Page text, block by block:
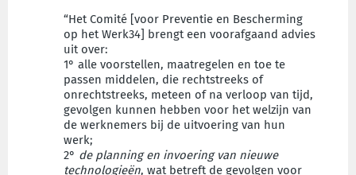
“Het Comité [voor Preventie en Bescherming
op het Werk34] brengt een voorafgaand advies
uit over:
1° alle voorstellen, maatregelen en toe te
passen middelen, die rechtstreeks of
onrechtstreeks, meteen of na verloop van tijd,
gevolgen kunnen hebben voor het welzijn van
de werknemers bij de uitvoering van hun
werk;
2° de planning en invoering van nieuwe
technologieën, wat betreft de gevolgen voor